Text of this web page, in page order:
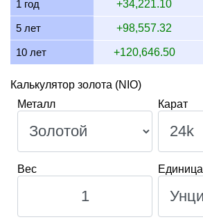
10 июля 2026 150,225.41
1 год +34,221.10
5 лет +98,557.32
10 лет +120,646.50
Калькулятор золота (NIO)
Металл
Карат
Вес Единица